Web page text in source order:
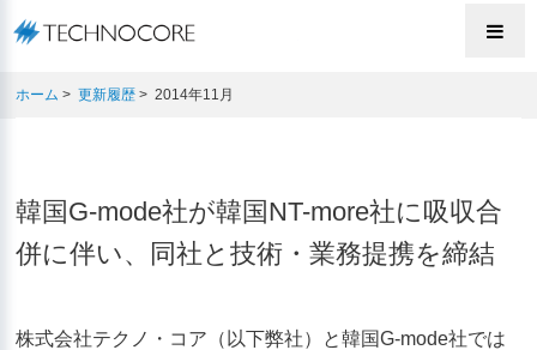
株式会社テクノ・
ホーム >更新履歴 > 2014年11月
韓国G-mode社が韓国NT-more社に吸収合
併に伴い、同社と技術・業務提携を締結
株式会社テクノ・コア（以下弊社）と韓国G-mode社では